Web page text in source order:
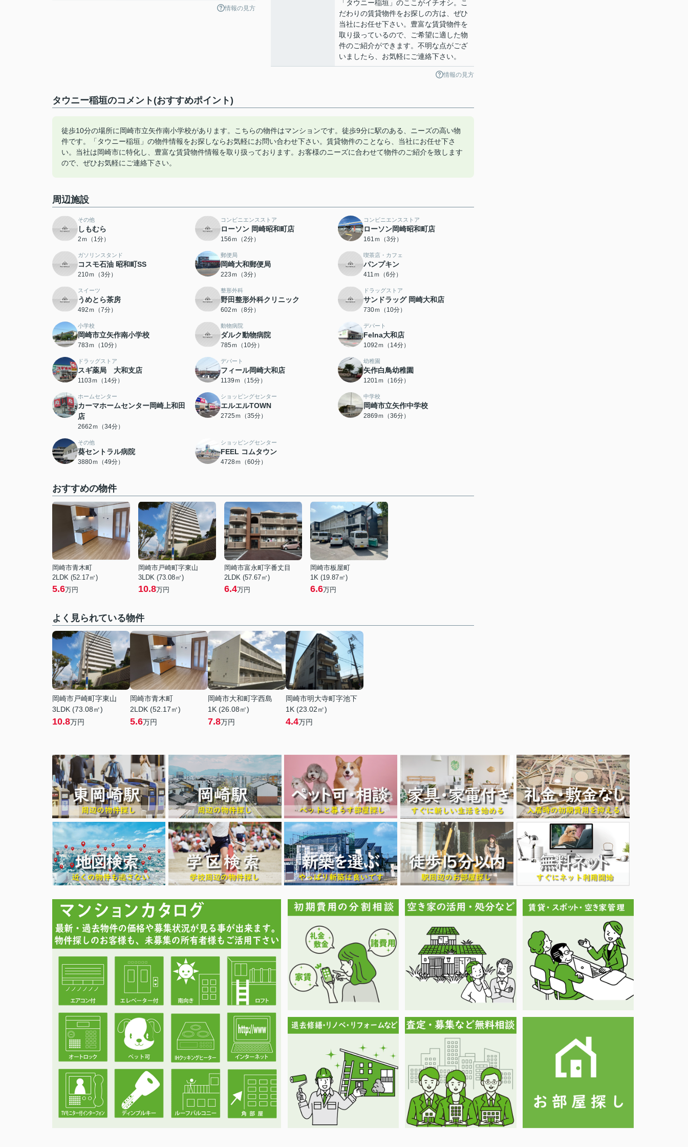
情報の見方
「タウニー稲垣」のここがイチオシ。こ
だわりの賃貸物件をお探しの方は、ぜひ
当社にお任せ下さい。豊富な賃貸物件を
取り扱っているので、ご希望に適した物
件のご紹介ができます。不明な点がござ
いましたら、お気軽にご連絡下さい。
情報の見方
タウニー稲垣のコメント(おすすめポイント)
徒歩10分の場所に岡崎市立矢作南小学校があります。こちらの物件はマンションです。徒歩9分に駅のある、ニーズの高い物
件です。「タウニー稲垣」の物件情報をお探しならお気軽にお問い合わせ下さい。賃貸物件のことなら、当社にお任せ下さ
い。当社は岡崎市に特化し、豊富な賃貸物件情報を取り扱っております。お客様のニーズに合わせて物件のご紹介を致します
ので、ぜひお気軽にご連絡下さい。
周辺施設
その他
しもむら
2ｍ（1分）
コンビニエンスストア
ローソン 岡崎昭和町店
156ｍ（2分）
コンビニエンスストア
ローソン岡崎昭和町店
161ｍ（3分）
ガソリンスタンド
コスモ石油 昭和町SS
210ｍ（3分）
郵便局
岡崎大和郵便局
223ｍ（3分）
喫茶店・カフェ
パンプキン
411ｍ（6分）
スイーツ
うめとら茶房
492ｍ（7分）
整形外科
野田整形外科クリニック
602ｍ（8分）
ドラッグストア
サンドラッグ 岡崎大和店
730ｍ（10分）
小学校
岡崎市立矢作南小学校
783ｍ（10分）
動物病院
ダルク動物病院
785ｍ（10分）
デパート
Felna大和店
1092ｍ（14分）
ドラッグストア
スギ薬局 大和支店
1103ｍ（14分）
デパート
フィール岡崎大和店
1139ｍ（15分）
幼稚園
矢作白鳥幼稚園
1201ｍ（16分）
ホームセンター
カーマホームセンター岡崎上和田
店
2662ｍ（34分）
ショッピングセンター
エルエルTOWN
2725ｍ（35分）
中学校
岡崎市立矢作中学校
2869ｍ（36分）
その他
葵セントラル病院
3880ｍ（49分）
ショッピングセンター
FEEL コムタウン
4728ｍ（60分）
おすすめの物件
岡崎市青木町
2LDK (52.17㎡)
5.6万円
岡崎市戸崎町字東山
3LDK (73.08㎡)
10.8万円
岡崎市富永町字番丈目
2LDK (57.67㎡)
6.4万円
岡崎市板屋町
1K (19.87㎡)
6.6万円
よく見られている物件
岡崎市戸崎町字東山
3LDK (73.08㎡)
10.8万円
岡崎市青木町
2LDK (52.17㎡)
5.6万円
岡崎市大和町字西島
1K (26.08㎡)
7.8万円
岡崎市明大寺町字池下
1K (23.02㎡)
4.4万円